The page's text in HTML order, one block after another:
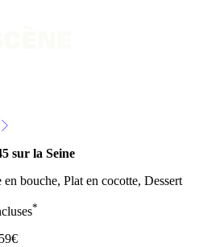
sur la Seine
en bouche, Plat en cocotte, Dessert
*
59€